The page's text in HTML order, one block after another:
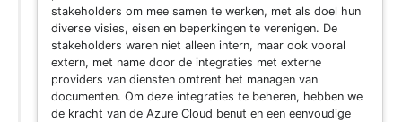
stakeholders om mee samen te werken, met als doel hun
diverse visies, eisen en beperkingen te verenigen. De
stakeholders waren niet alleen intern, maar ook vooral
extern, met name door de integraties met externe
providers van diensten omtrent het managen van
documenten. Om deze integraties te beheren, hebben we
de kracht van de Azure Cloud benut en een eenvoudige